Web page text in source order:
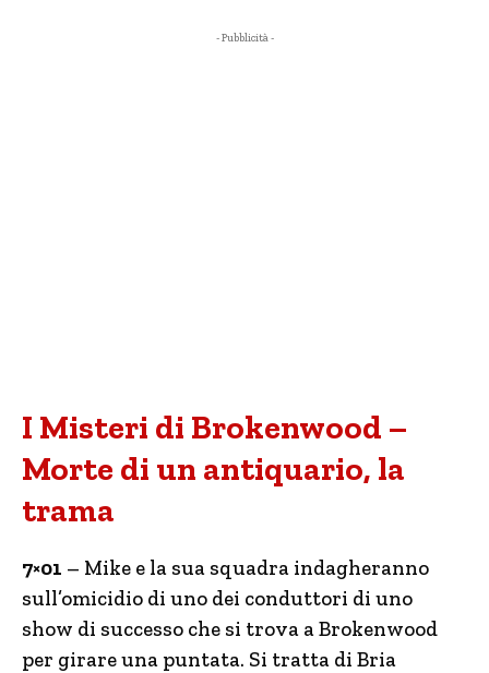
- Pubblicità -
I Misteri di Brokenwood –
Morte di un antiquario, la
trama
7×01 – Mike e la sua squadra indagheranno
sull’omicidio di uno dei conduttori di uno
show di successo che si trova a Brokenwood
per girare una puntata. Si tratta di Bria